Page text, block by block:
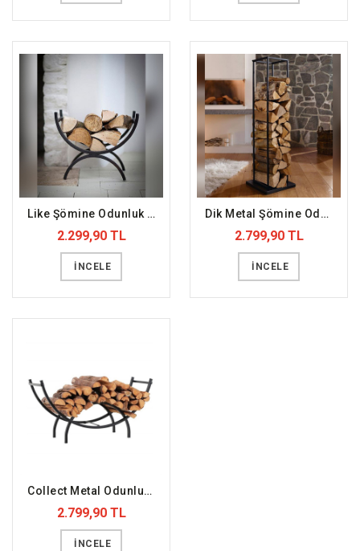
Like Şömine Odunluk (DFFODN4)
2.299,90 TL
İNCELE
Dik Metal Şömine Odunluk (DFFODN3)
2.799,90 TL
İNCELE
Collect Metal Odunluk (DFFODN2)
2.799,90 TL
İNCELE